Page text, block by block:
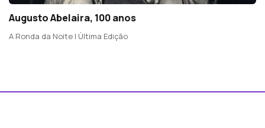
Augusto Abelaira, 100 anos
A Ronda da Noite | Última Edição